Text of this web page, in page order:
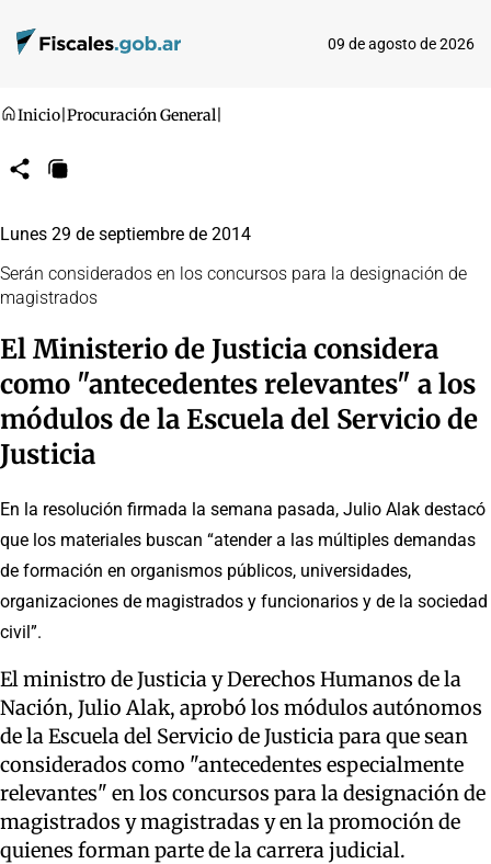
09 de agosto de 2026
Inicio Procuración General
CompartirCopiar
Lunes 29 de septiembre de 2014
Serán considerados en los concursos para la designación de
magistrados
El Ministerio de Justicia considera
como "antecedentes relevantes" a los
módulos de la Escuela del Servicio de
Justicia
En la resolución firmada la semana pasada, Julio Alak destacó
que los materiales buscan “atender a las múltiples demandas
de formación en organismos públicos, universidades,
organizaciones de magistrados y funcionarios y de la sociedad
civil”.
El ministro de Justicia y Derechos Humanos de la
Nación, Julio Alak, aprobó los módulos autónomos
de la Escuela del Servicio de Justicia para que sean
considerados como "antecedentes especialmente
relevantes" en los concursos para la designación de
magistrados y magistradas y en la promoción de
quienes forman parte de la carrera judicial.